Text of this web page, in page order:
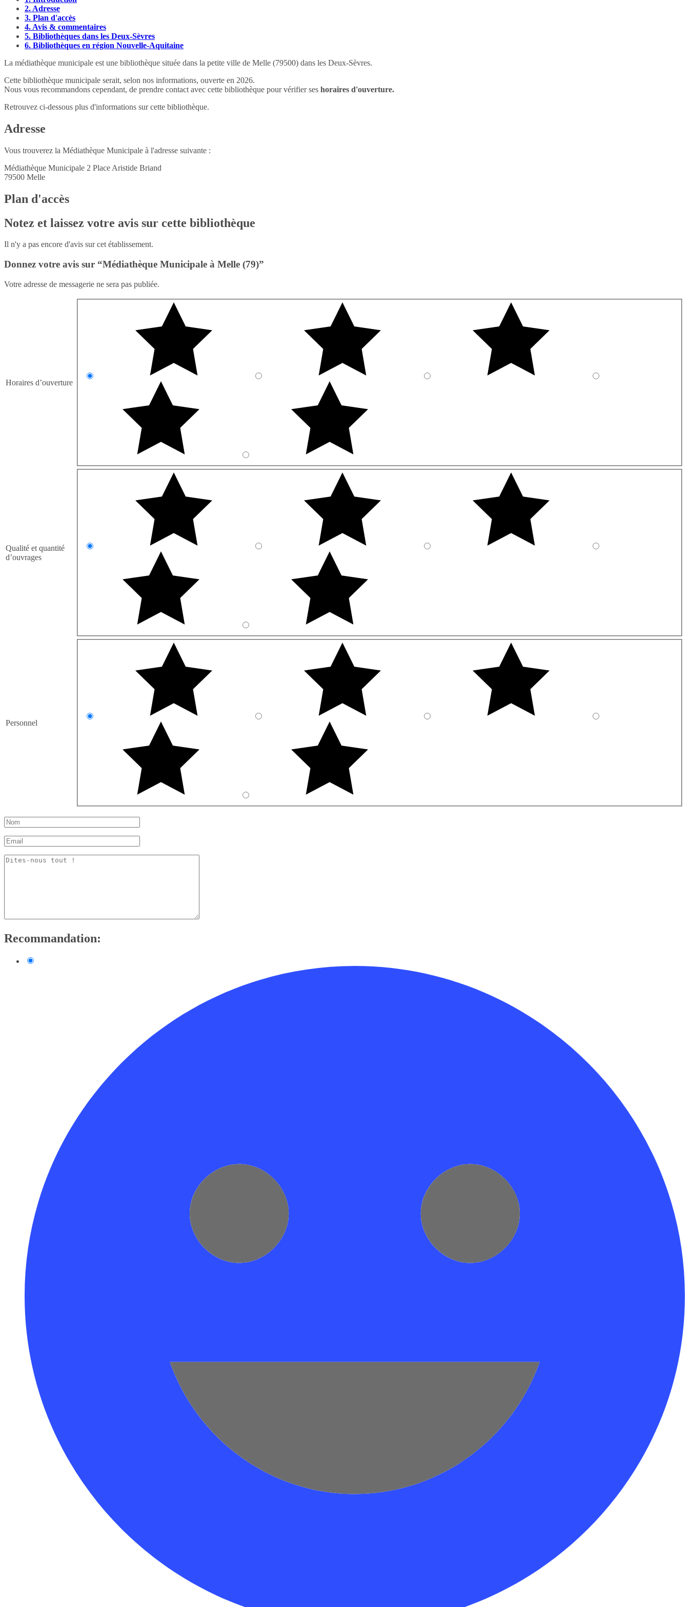
2. Adresse
3. Plan d'accès
4. Avis & commentaires
5. Bibliothèques dans les Deux-Sèvres
6. Bibliothèques en région Nouvelle-Aquitaine
La médiathèque municipale est une bibliothèque située dans la petite ville de Melle (79500) dans les Deux-Sèvres.
Cette bibliothèque municipale serait, selon nos informations, ouverte en 2026.
Nous vous recommandons cependant, de prendre contact avec cette bibliothèque pour vérifier ses horaires d'ouverture.
Retrouvez ci-dessous plus d'informations sur cette bibliothèque.
Adresse
Vous trouverez la Médiathèque Municipale à l'adresse suivante :
Médiathèque Municipale 2 Place Aristide Briand
79500 Melle
Plan d'accès
Notez et laissez votre avis sur cette bibliothèque
Il n'y a pas encore d'avis sur cet établissement.
Donnez votre avis sur “Médiathèque Municipale à Melle (79)”
Votre adresse de messagerie ne sera pas publiée.
Horaires d’ouverture
Qualité et quantité
d’ouvrages
Personnel
Recommandation: